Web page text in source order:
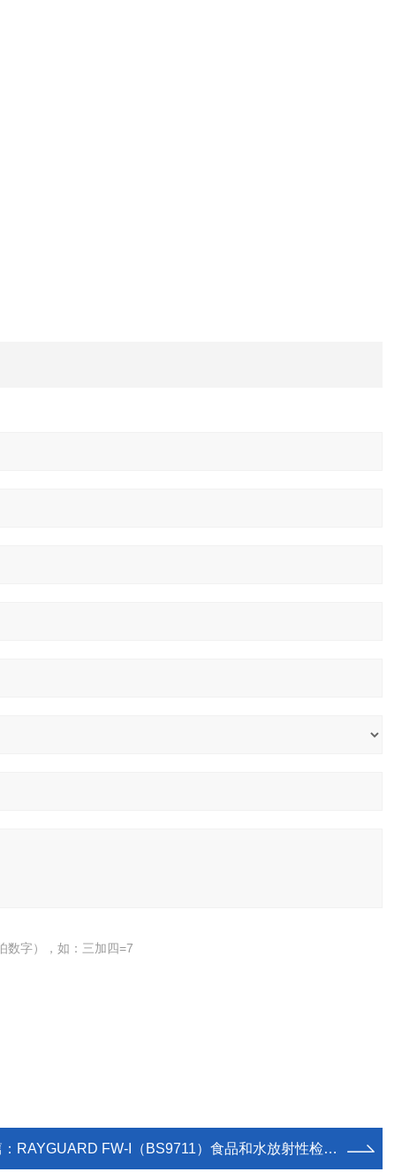
数字），如：三加四=7
RAYGUARD FW-I（BS9711）食品和水放射性检测仪